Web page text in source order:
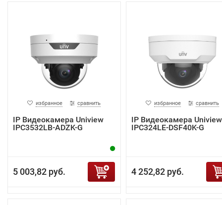
избранное сравнить
IP Видеокамера Uniview
IPC3532LB-ADZK-G
5 003,82 руб.
избранное сравнить
IP Видеокамера Uniview
IPC324LE-DSF40K-G
4 252,82 руб.